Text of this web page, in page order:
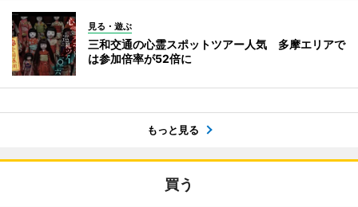
見る・遊ぶ
三和交通の心霊スポットツアー人気 多摩エリアで
は参加倍率が52倍に
もっと見る
買う